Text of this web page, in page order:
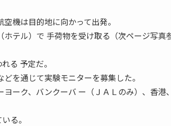
機は目的地に向かって出発。
テル）で 手荷物を受け取る（次ページ写真
る 予定だ。
を通じて実験モニターを募集した。
ーク、バンクーバ ー（ＪＡＬのみ）、香港
る。